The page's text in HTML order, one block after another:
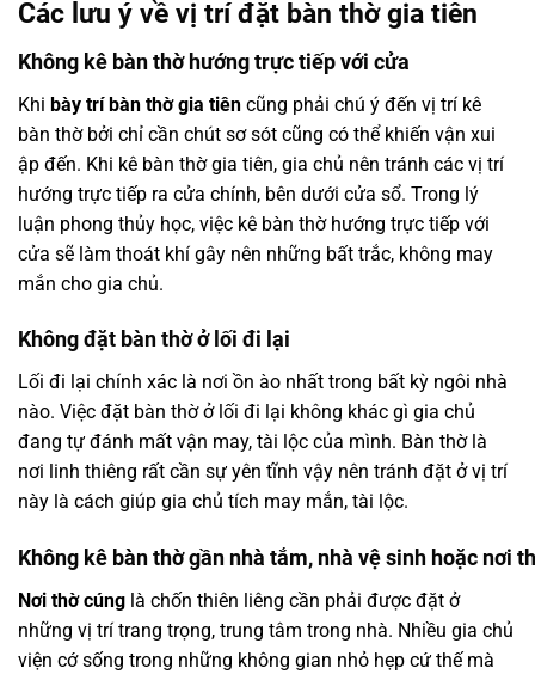
Các lưu ý về vị trí đặt bàn thờ gia tiên
Không kê bàn thờ hướng trực tiếp với cửa
Khi bày trí bàn thờ gia tiên cũng phải chú ý đến vị trí kê
bàn thờ bởi chỉ cần chút sơ sót cũng có thể khiến vận xui
ập đến. Khi kê bàn thờ gia tiên, gia chủ nên tránh các vị trí
hướng trực tiếp ra cửa chính, bên dưới cửa sổ. Trong lý
luận phong thủy học, việc kê bàn thờ hướng trực tiếp với
cửa sẽ làm thoát khí gây nên những bất trắc, không may
mắn cho gia chủ.
Không đặt bàn thờ ở lối đi lại
Lối đi lại chính xác là nơi ồn ào nhất trong bất kỳ ngôi nhà
nào. Việc đặt bàn thờ ở lối đi lại không khác gì gia chủ
đang tự đánh mất vận may, tài lộc của mình. Bàn thờ là
nơi linh thiêng rất cần sự yên tĩnh vậy nên tránh đặt ở vị trí
này là cách giúp gia chủ tích may mắn, tài lộc.
Không kê bàn thờ gần nhà tắm, nhà vệ sinh hoặc nơi
Nơi thờ cúng là chốn thiên liêng cần phải được đặt ở
những vị trí trang trọng, trung tâm trong nhà. Nhiều gia chủ
viện cớ sống trong những không gian nhỏ hẹp cứ thế mà